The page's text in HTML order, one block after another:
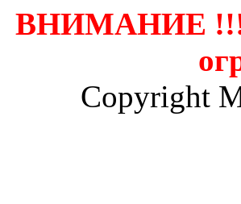
ВНИМАНИЕ !!!!
Copyright